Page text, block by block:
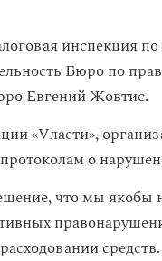
инспекция
Бюро по
Евгений Жовтис.
«Vласти»,
о
что мы якобы
расходовании